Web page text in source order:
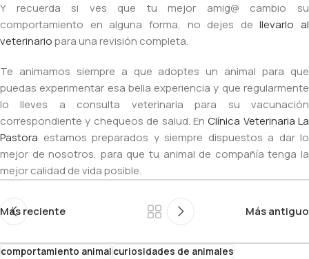
Y recuerda si ves que tu mejor amig@ cambio su
comportamiento en alguna forma, no dejes dellevarlo al
veterinariopara una revisión completa.
Te animamos siempre a que adoptes un animal para que
puedas experimentar esa bella experiencia y que regularmente
lo lleves a consulta veterinaria para su vacunación
correspondiente y chequeos de salud. EnClínica Veterinaria La
Pastora estamos preparados y siempre dispuestos a dar lo
mejor de nosotros, para que tu animal de compañía tenga la
mejor calidad de vida posible.
Más reciente Más antiguo
comportamiento animalcuriosidades de animales